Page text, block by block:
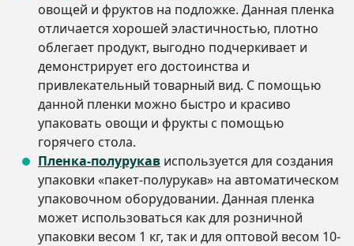
овощей и фруктов на подложке. Данная пленка
отличается хорошей эластичностью, плотно
облегает продукт, выгодно подчеркивает и
демонстрирует его достоинства и
привлекательный товарный вид. С помощью
данной пленки можно быстро и красиво
упаковать овощи и фрукты с помощью
горячего стола.
Пленка-полурукав используется для создания
упаковки «пакет-полурукав» на автоматическом
упаковочном оборудовании. Данная пленка
может использоваться как для розничной
упаковки весом 1 кг, так и для оптовой весом 10-